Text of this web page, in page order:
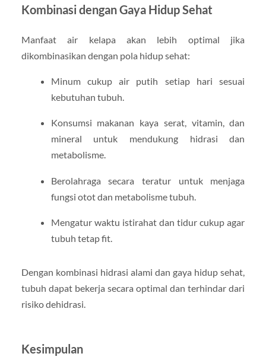
Kombinasi dengan Gaya Hidup Sehat
Manfaat air kelapa akan lebih optimal jika
dikombinasikan dengan pola hidup sehat:
Minum cukup air putih setiap hari sesuai
kebutuhan tubuh.
Konsumsi makanan kaya serat, vitamin, dan
mineral untuk mendukung hidrasi dan
metabolisme.
Berolahraga secara teratur untuk menjaga
fungsi otot dan metabolisme tubuh.
Mengatur waktu istirahat dan tidur cukup agar
tubuh tetap fit.
Dengan kombinasi hidrasi alami dan gaya hidup sehat,
tubuh dapat bekerja secara optimal dan terhindar dari
risiko dehidrasi.
Kesimpulan